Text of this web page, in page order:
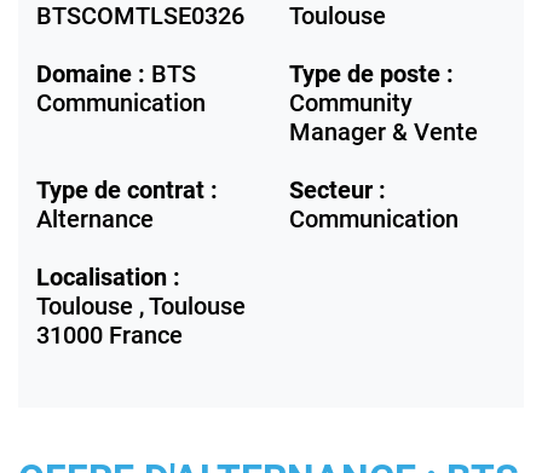
BTSCOMTLSE0326
Toulouse
Domaine : BTS
Communication
Type de poste :
Community
Manager & Vente
Type de contrat :
Alternance
Secteur :
Communication
Localisation :
Toulouse ,Toulouse
31000 France